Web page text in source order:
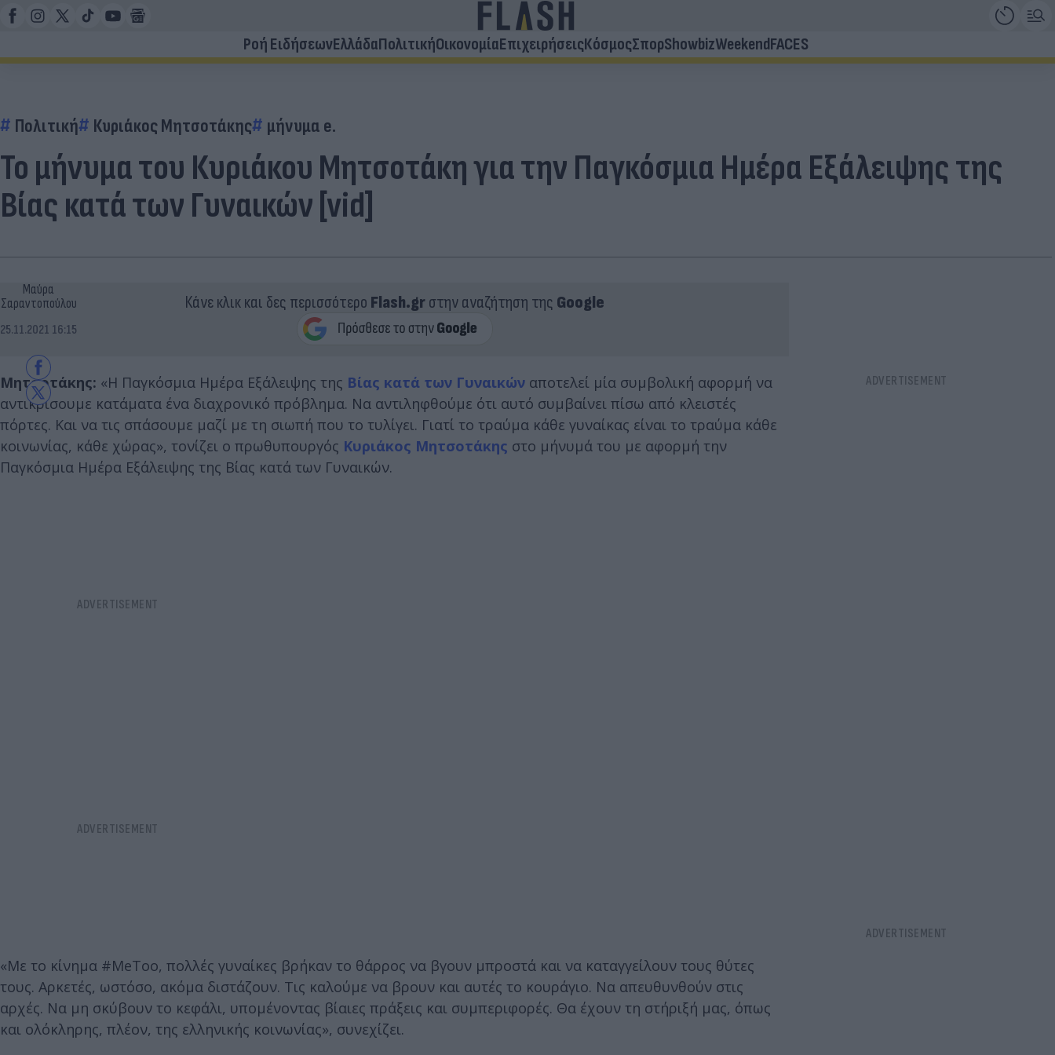
Ροή ΕιδήσεωνΕλλάδαΠολιτικήΟικονομίαΕπιχειρήσειςΚόσμοςΣπορShowbizWeekendFACES
Πολιτική Κυριάκος Μητσοτάκης μήνυμα e.
Το μήνυμα του Κυριάκου Μητσοτάκη για την Παγκόσμια Ημέρα Εξάλειψης της
Βίας κατά των Γυναικών [vid]
Μαύρα
Σαραντοπούλου
25.11.2021 16:15
Κάνε κλικ και δες περισσότερο Flash.grστην αναζήτηση της Google
Μητσοτάκης: «Η Παγκόσμια Ημέρα Εξάλειψης της Βίας κατά των Γυναικών αποτελεί μία συμβολική αφορμή να
αντικρίσουμε κατάματα ένα διαχρονικό πρόβλημα. Να αντιληφθούμε ότι αυτό συμβαίνει πίσω από κλειστές
πόρτες. Και να τις σπάσουμε μαζί με τη σιωπή που το τυλίγει. Γιατί το τραύμα κάθε γυναίκας είναι το τραύμα κάθε
κοινωνίας, κάθε χώρας», τονίζει ο πρωθυπουργός Κυριάκος Μητσοτάκης στο μήνυμά του με αφορμή την
Παγκόσμια Ημέρα Εξάλειψης της Βίας κατά των Γυναικών.
«Με το κίνημα #MeToo, πολλές γυναίκες βρήκαν το θάρρος να βγουν μπροστά και να καταγγείλουν τους θύτες
τους. Αρκετές, ωστόσο, ακόμα διστάζουν. Τις καλούμε να βρουν και αυτές το κουράγιο. Να απευθυνθούν στις
αρχές. Να μη σκύβουν το κεφάλι, υπομένοντας βίαιες πράξεις και συμπεριφορές. Θα έχουν τη στήριξή μας, όπως
και ολόκληρης, πλέον, της ελληνικής κοινωνίας», συνεχίζει.